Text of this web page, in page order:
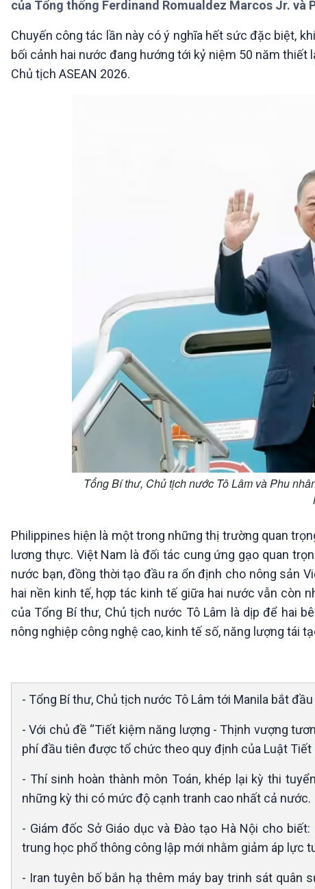
360 độ Sức khỏe
Tài nguyên và Môi trường
Chuyên gia của bạn
Xã hội chuyển động
Kết nối công nghệ
khí hậu
của Tổng thống Ferdinand Romualdez Marcos Jr. và
Chuyến công tác lần này có ý nghĩa hết sức đặc biệt,
bối cảnh hai nước đang hướng tới kỷ niệm 50 năm
Chủ tịch ASEAN 2026.
Tổng Bí thư, Chủ tịch nước Tô Lâm và Phu
Philippines hiện là một trong những thị trường quan
lương thực. Việt Nam là đối tác cung ứng gạo quan
nước bạn, đồng thời tạo đầu ra ổn định cho nông sản
hai nền kinh tế, hợp tác kinh tế giữa hai nước vẫn còn
của Tổng Bí thư, Chủ tịch nước Tô Lâm là dịp để hai
nông nghiệp công nghệ cao, kinh tế số, năng lượng tái
- Tổng Bí thư, Chủ tịch nước Tô Lâm tới Manila bắt
- Với chủ đề “Tiết kiệm năng lượng - Thịnh vượng
phí đầu tiên được tổ chức theo quy định của Luật Tiết
- Thí sinh hoàn thành môn Toán, khép lại kỳ thi
những kỳ thi có mức độ cạnh tranh cao nhất cả nước.
- Giám đốc Sở Giáo dục và Đào tạo Hà Nội cho
trung học phổ thông công lập mới nhằm giảm áp lực
- Iran tuyên bố bắn hạ thêm máy bay trinh sát quân